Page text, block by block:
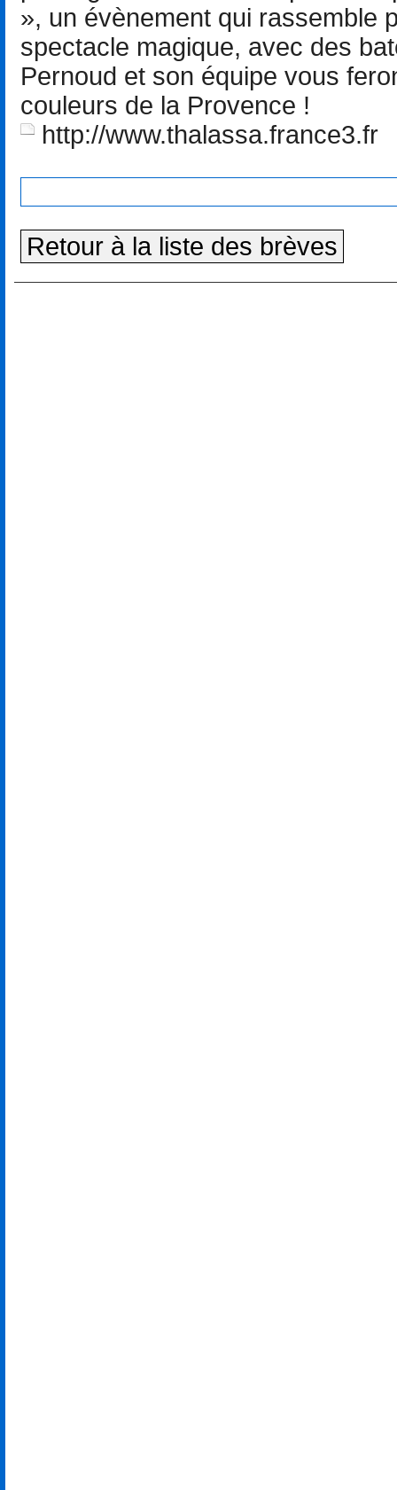
», un évènement qui rassemble
spectacle magique, avec des
Pernoud et son équipe vous
couleurs de la Provence !
http://www.thalassa.france3.fr
Retour à la liste des brèves